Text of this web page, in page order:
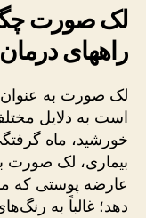
لک صورت
راههای
لک صورت به
است به دلایل
خورشید، ماه
بیماری، لک صورت
عارضه پوستی‌ که
دهد؛ غالباً به